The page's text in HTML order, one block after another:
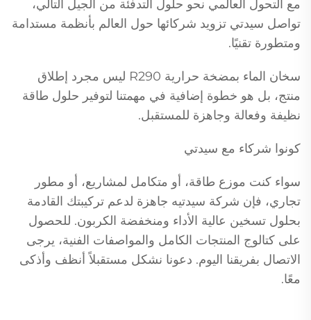
مع التحول العالمي نحو حلول التدفئة من الجيل التالي،
تواصل سيدتي تزويد شركائها حول العالم بأنظمة مستدامة
ومتطورة تقنيًا.
سخان الماء بمضخة حرارية R290 ليس مجرد إطلاق
منتج، بل هو خطوة إضافية في مهمتنا لتوفير حلول طاقة
نظيفة وفعالة وجاهزة للمستقبل.
كونوا شركاء مع سيدتي
سواء كنت موزع طاقة، أو متكامل لمشاريع، أو مطور
تجاري، فإن شركة سيدتيه جاهزة لدعم تركيبتك القادمة
بحلول تسخين عالية الأداء ومنخفضة الكربون. للحصول
على كتالوج المنتجات الكامل والمواصفات الفنية، يرجى
الاتصال بفريقنا اليوم. دعونا نشكل مستقبلاً أنظف وأذكى
معًا.